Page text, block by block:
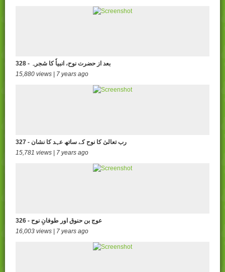
328 - بعد از حضرت نوح، انبیاٗ کا شجرہ
15,880 views | 7 years ago
327 - رب تعالیٰ کا نوح کے ساتھ عہد کا نشان
15,781 views | 7 years ago
326 - عوج بن حنوق اور طوفانِ نوح
16,003 views | 7 years ago